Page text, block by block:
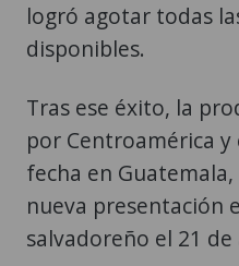
logró agotar todas
disponibles.
Tras ese éxito, la
por Centroamérica
fecha en
nueva presentación
salvadoreño el 21 de